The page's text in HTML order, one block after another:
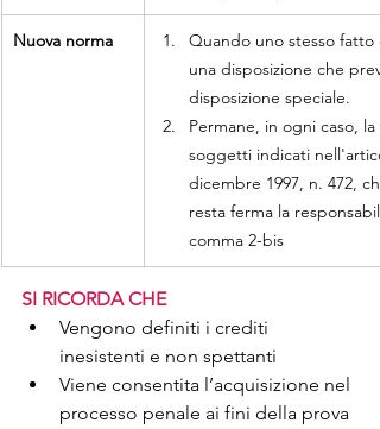
Nuova norma
Quando uno stesso
una disposizione che
disposizione speciale.
Permane, in ogni caso,
soggetti indicati
dicembre 1997, n. 472,
resta ferma la
comma 2-bis
SI RICORDA CHE
Vengono definiti i crediti
inesistenti e non spettanti
Viene consentita l’acquisizione nel
processo penale ai fini della prova